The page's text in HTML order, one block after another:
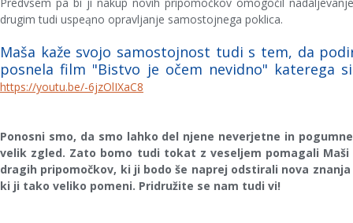
drugim tudi uspeąno opravljanje samostojnega poklica.
Maša kaže svojo samostojnost tudi s tem, da
posnela film "Bistvo je očem nevidno" katerega
https://youtu.be/-6jzOlIXaC8
Ponosni smo, da smo lahko del njene neverjetne in
velik zgled. Zato bomo tudi tokat z veseljem pomagali
dragih pripomočkov, ki ji bodo še naprej odstirali nova
ki ji tako veliko pomeni. Pridružite se nam tudi vi!